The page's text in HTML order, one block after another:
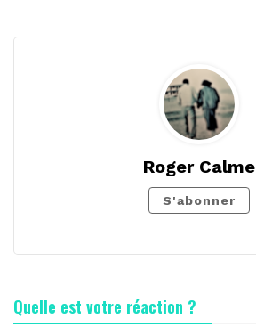
Roger Calme
S'abonner
Quelle est votre réaction ?